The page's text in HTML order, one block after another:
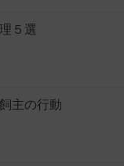
５選
主の行動